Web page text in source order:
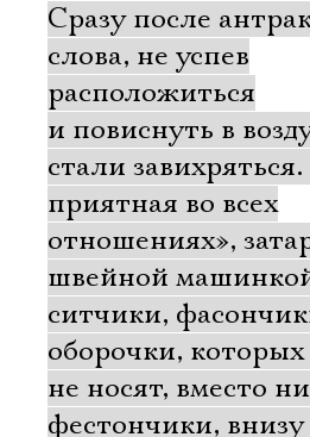
Сразу после
слова, не успев
расположиться
и повиснуть в
стали
приятная во всех
отношениях»,
швейной
ситчики,
оборочки, которых
не носят, вместо
фестончики,